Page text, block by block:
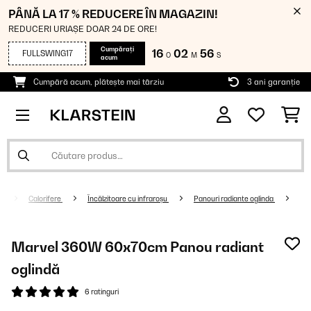
PÂNĂ LA 17 % REDUCERE ÎN MAGAZIN!
REDUCERI URIAȘE DOAR 24 DE ORE!
FULLSWING17
Cumpărați
acum
16 O 02 M 55 S
Cumpără acum, plătește mai târziu 3 ani garanție
Calorifere Încălzitoare cu infraroșu Panouri radiante oglinda
Marvel 360W 60x70cm Panou radiant
oglindă
6 ratinguri